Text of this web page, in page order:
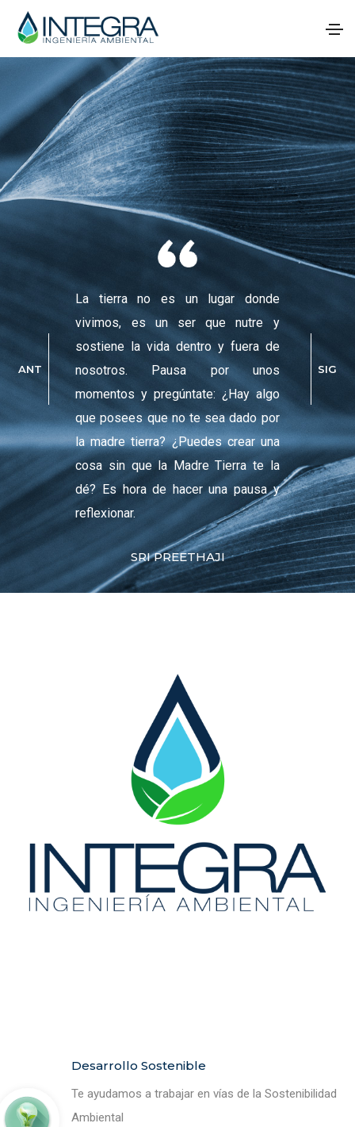
están
muy
a la
y los
se
del
La tierra no es un lugar donde
vivimos, es un ser que nutre y
sostiene la vida dentro y fuera de
nosotros. Pausa por unos
momentos y pregúntate: ¿Hay algo
que posees que no te sea dado por
la madre tierra? ¿Puedes crear una
cosa sin que la Madre Tierra te la
dé? Es hora de hacer una pausa y
reflexionar.
SRI PREETHAJI
ANT SIG
Desarrollo Sostenible
Te ayudamos a trabajar en vías de la Sostenibilidad
Ambiental